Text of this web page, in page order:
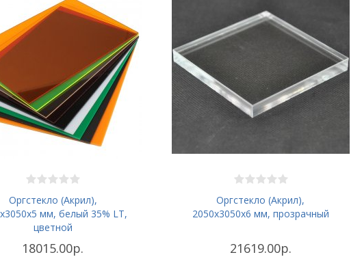
Оргстекло (Акрил),
мм, белый 35% LT,
цветной
18015.00р.
Оргстекло (Акрил),
2050х3050x6 мм, прозрачный
21619.00р.